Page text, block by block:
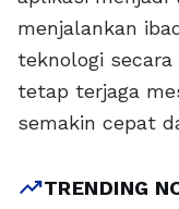
menjalankan
teknologi
tetap terjaga
semakin cepat
trending_upTRENDING